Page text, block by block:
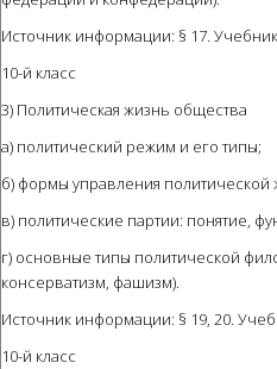
Источник информации: § 17.
10-й класс
3) Политическая жизнь общества
а) политический режим и его типы;
б) формы управления
в) политические партии: понятие,
г) основные типы политической
консерватизм, фашизм).
Источник информации: § 19, 20.
10-й класс